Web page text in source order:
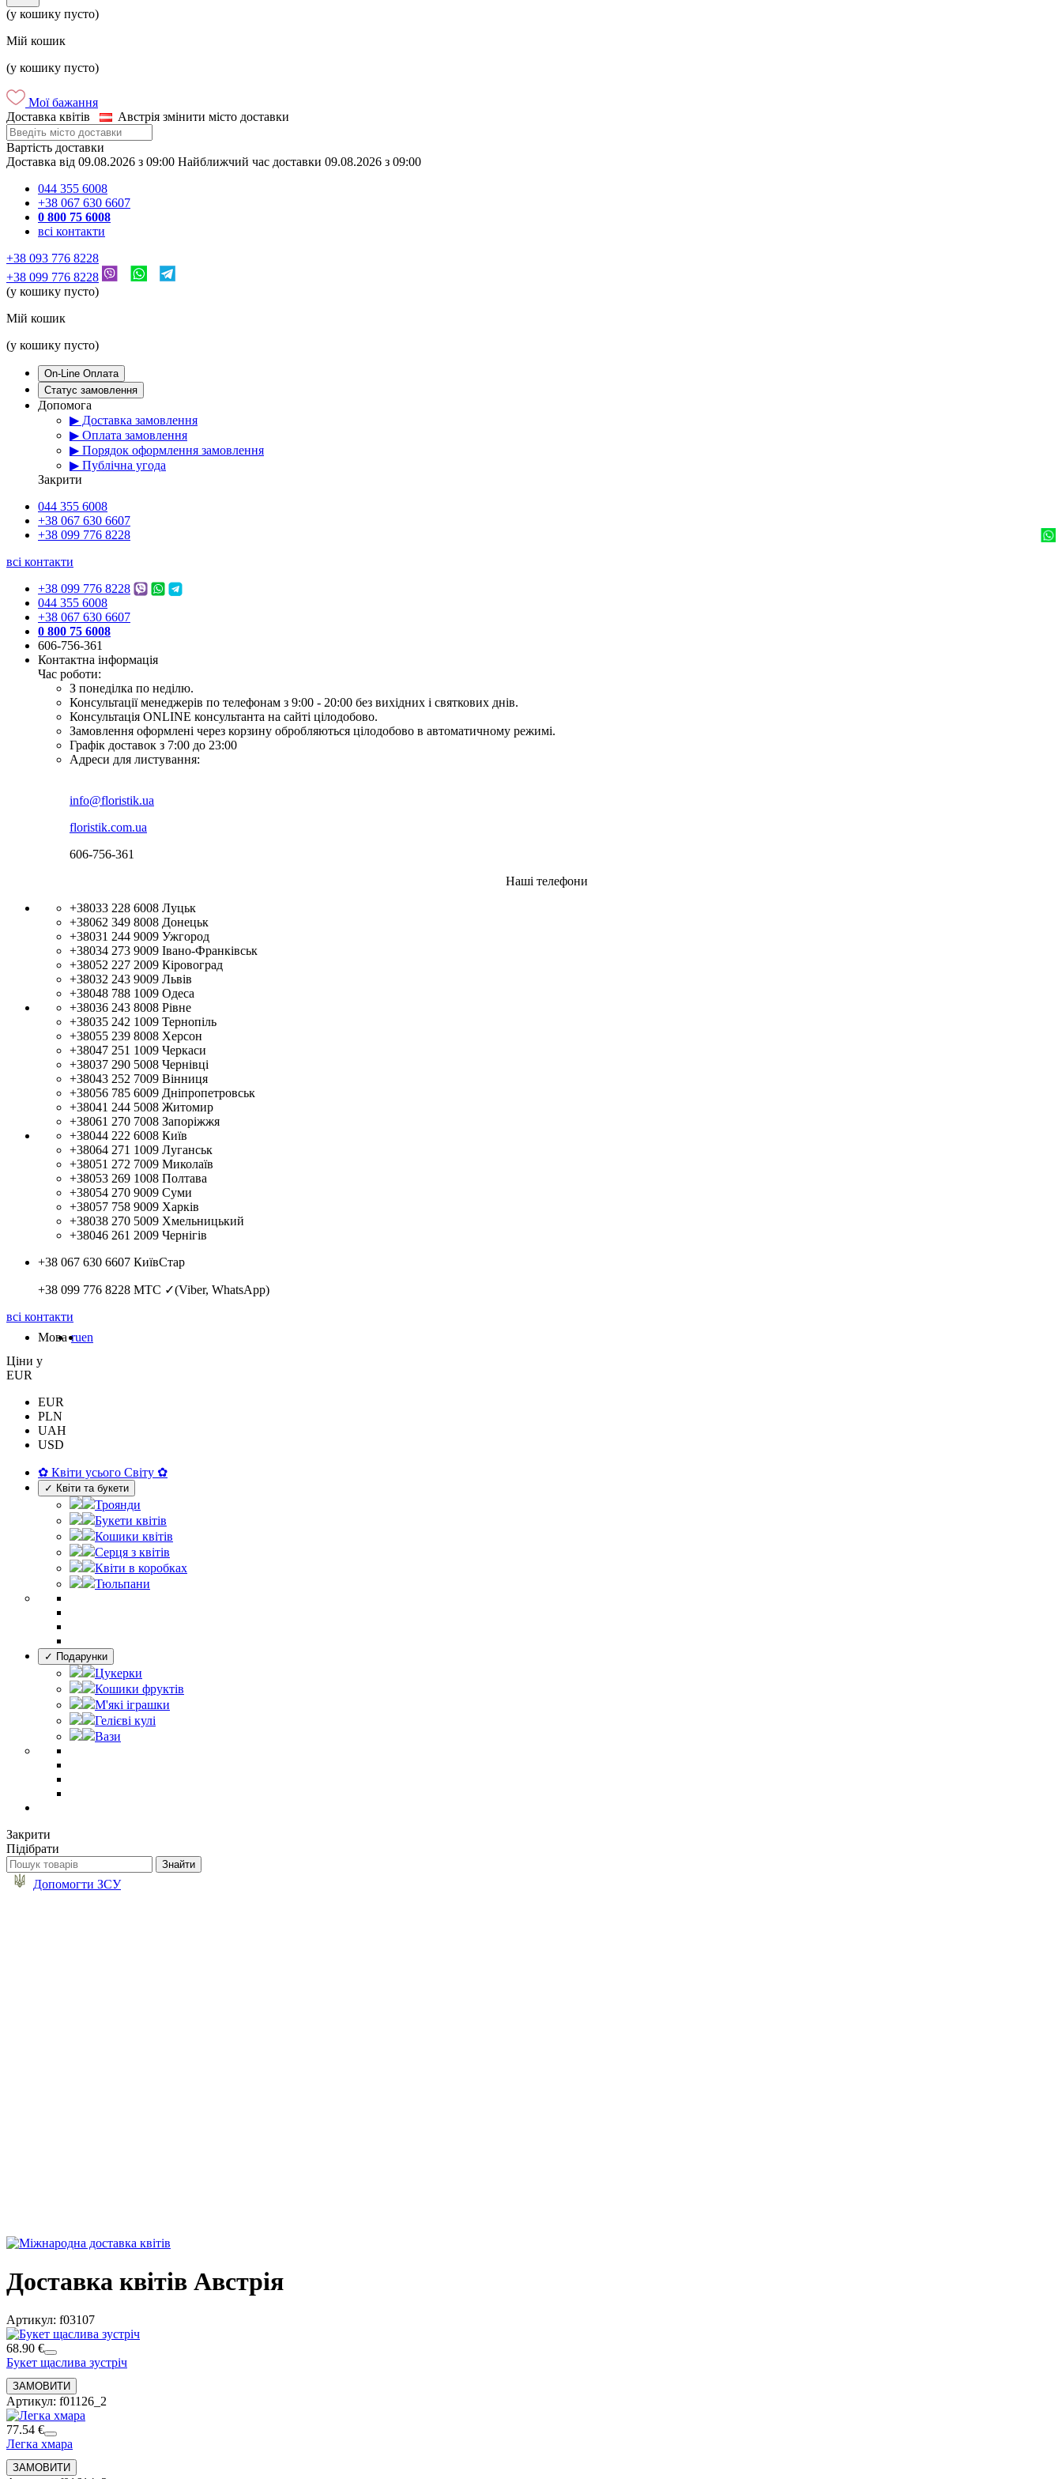
(у кошику пусто)
Мій кошик
(у кошику пусто)
Мої бажання
Доставка квітів
Австрія змінити місто доставки
Вартість доставки
Доставка від 09.08.2026 з 09:00 Найближчий час доставки 09.08.2026 з 09:00
044 355 6008
+38 067 630 6607
0 800 75 6008
всі контакти
+38 093 776 8228
+38 099 776 8228
(у кошику пусто)
Мій кошик
(у кошику пусто)
On-Line Оплата
Статус замовлення
Допомога
▶ Доставка замовлення
▶ Оплата замовлення
▶ Порядок оформлення замовлення
▶ Публічна угода
Закрити
044 355 6008
+38 067 630 6607
+38 099 776 8228
всі контакти
+38 099 776 8228
044 355 6008
+38 067 630 6607
0 800 75 6008
606-756-361
Контактна інформація
Час роботи:
З понеділка по неділю.
Консультації менеджерів по телефонам з 9:00 - 20:00 без вихідних і святкових днів.
Консультація ONLINE консультанта на сайті цілодобово.
Замовлення оформлені через корзину обробляються цілодобово в автоматичному режимі.
Графік доставок з 7:00 до 23:00
Адреси для листування:
info@floristik.ua
floristik.com.ua
606-756-361
Наші телефони
+38033 228 6008 Луцьк
+38062 349 8008 Донецьк
+38031 244 9009 Ужгород
+38034 273 9009 Івано-Франківськ
+38052 227 2009 Кіровоград
+38032 243 9009 Львів
+38048 788 1009 Одеса
+38036 243 8008 Рівне
+38035 242 1009 Тернопіль
+38055 239 8008 Херсон
+38047 251 1009 Черкаси
+38037 290 5008 Чернівці
+38043 252 7009 Вінниця
+38056 785 6009 Дніпропетровськ
+38041 244 5008 Житомир
+38061 270 7008 Запоріжжя
+38044 222 6008 Київ
+38064 271 1009 Луганськ
+38051 272 7009 Миколаїв
+38053 269 1008 Полтава
+38054 270 9009 Суми
+38057 758 9009 Харків
+38038 270 5009 Хмельницький
+38046 261 2009 Чернігів
+38 067 630 6607 КиївСтар
+38 099 776 8228 МТС ✓(Viber, WhatsApp)
всі контакти
Мова ruen
Цiни у
EUR
EUR
PLN
UAH
USD
✿ Квіти усього Світу ✿
✓ Квіти та букети
Троянди
Букети квітів
Кошики квітів
Серця з квітів
Квіти в коробках
Тюльпани
✓ Подарунки
Цукерки
Кошики фруктів
М'які іграшки
Гелієві кулі
Вази
Закрити
Підібрати
Допомогти ЗСУ
Доставка квітів Австрія
Артикул: f03107
68.90 €
Букет щаслива зустріч
Артикул: f01126_2
77.54 €
Легка хмара